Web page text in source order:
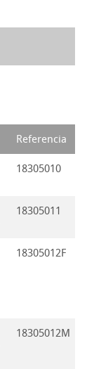
Referencia
18305010
18305011
18305012F
18305012M